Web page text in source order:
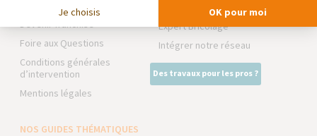
Devenir franchisé
Foire aux Questions
Conditions générales
d’intervention
Mentions légales
La Maison des Architectes
Expert Bricolage
Intégrer notre réseau
Des travaux pour les pros ?
NOS GUIDES THÉMATIQUES
Je choisis OK pour moi